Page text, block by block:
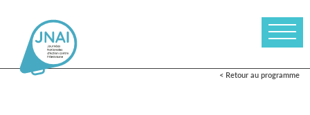
< Retour au programme